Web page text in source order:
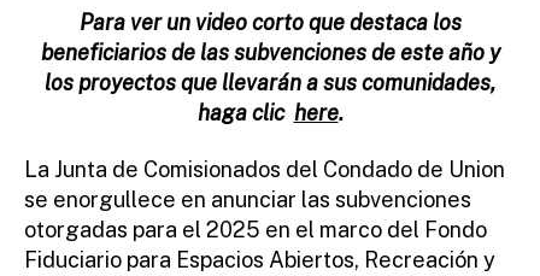
r
e
tt
o
Para ver un video corto que destaca los
beneficiarios de las subvenciones de este año y
los proyectos que llevarán a sus comunidades,
haga clic here.
La Junta de Comisionados del Condado de Union
se enorgullece en anunciar las subvenciones
otorgadas para el 2025 en el marco del Fondo
Fiduciario para Espacios Abiertos, Recreación y